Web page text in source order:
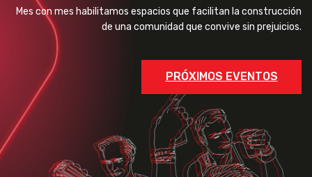
Mes con mes habilitamos espacios que facilitan la construcción
de una comunidad que convive sin prejuicios.
PRÓXIMOS EVENTOS